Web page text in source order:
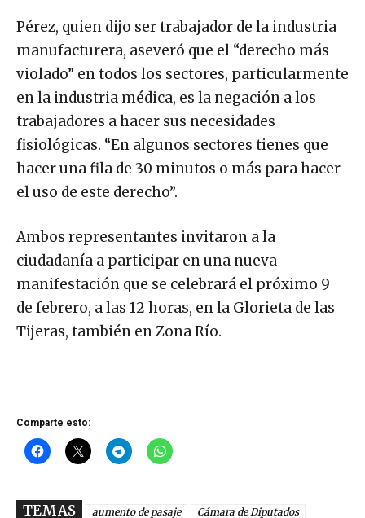
Pérez, quien dijo ser trabajador de la industria
manufacturera, aseveró que el “derecho más
violado” en todos los sectores, particularmente
en la industria médica, es la negación a los
trabajadores a hacer sus necesidades
fisiológicas. “En algunos sectores tienes que
hacer una fila de 30 minutos o más para hacer
el uso de este derecho”.
Ambos representantes invitaron a la
ciudadanía a participar en una nueva
manifestación que se celebrará el próximo 9
de febrero, a las 12 horas, en la Glorieta de las
Tijeras, también en Zona Río.
Comparte esto: